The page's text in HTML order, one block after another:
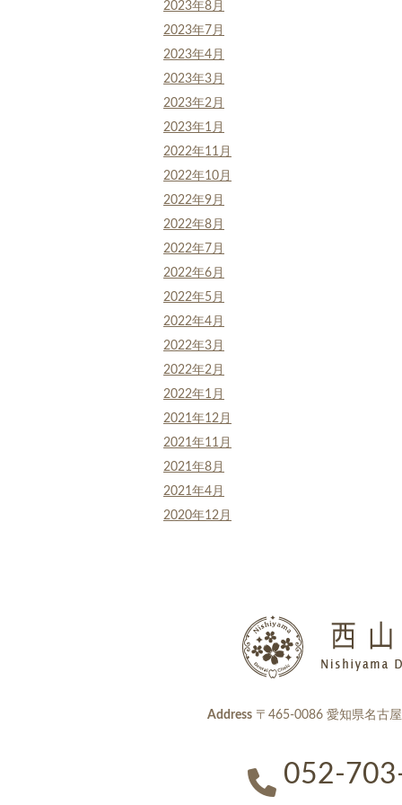
2023年8月
2023年7月
2023年4月
2023年3月
2023年2月
2023年1月
2022年11月
2022年10月
2022年9月
2022年8月
2022年7月
2022年6月
2022年5月
2022年4月
2022年3月
2022年2月
2022年1月
2021年12月
2021年11月
2021年8月
2021年4月
2020年12月
Address〒465-0086 愛知県名古
052-